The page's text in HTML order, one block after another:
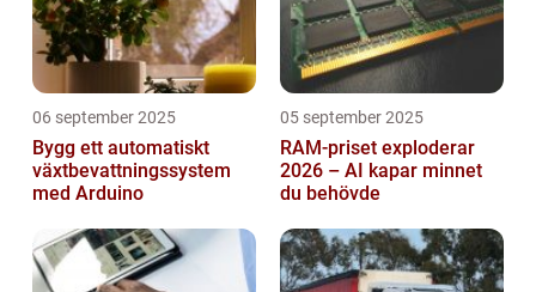
06 september 2025
Bygg ett automatiskt
växtbevattningssystem
med Arduino
05 september 2025
RAM-priset exploderar
2026 – AI kapar minnet
du behövde